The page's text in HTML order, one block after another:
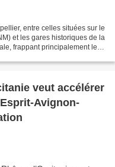
entre celles situées sur le
et les gares historiques de la
frappant principalement les
veut accélérer
Avignon-